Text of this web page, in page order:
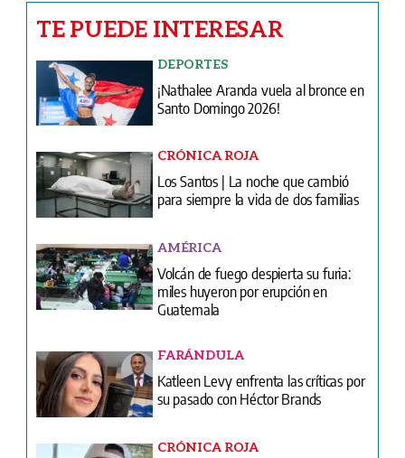
TE PUEDE INTERESAR
DEPORTES
¡Nathalee Aranda vuela al bronce en
Santo Domingo 2026!
CRÓNICA ROJA
Los Santos | La noche que cambió
para siempre la vida de dos familias
AMÉRICA
Volcán de fuego despierta su furia:
miles huyeron por erupción en
Guatemala
FARÁNDULA
Katleen Levy enfrenta las críticas por
su pasado con Héctor Brands
CRÓNICA ROJA